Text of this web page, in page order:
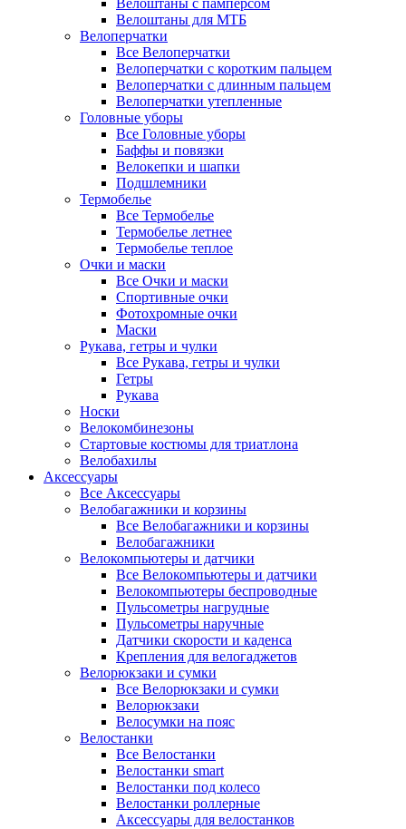
Велоштаны с памперсом
Велоштаны для МТБ
Велоперчатки
Все Велоперчатки
Велоперчатки с коротким пальцем
Велоперчатки с длинным пальцем
Велоперчатки утепленные
Головные уборы
Все Головные уборы
Баффы и повязки
Велокепки и шапки
Подшлемники
Термобелье
Все Термобелье
Термобелье летнее
Термобелье теплое
Очки и маски
Все Очки и маски
Спортивные очки
Фотохромные очки
Маски
Рукава, гетры и чулки
Все Рукава, гетры и чулки
Гетры
Рукава
Носки
Велокомбинезоны
Стартовые костюмы для триатлона
Велобахилы
Аксессуары
Все Аксессуары
Велобагажники и корзины
Все Велобагажники и корзины
Велобагажники
Велокомпьютеры и датчики
Все Велокомпьютеры и датчики
Велокомпьютеры беспроводные
Пульсометры нагрудные
Пульсометры наручные
Датчики скорости и каденса
Крепления для велогаджетов
Велорюкзаки и сумки
Все Велорюкзаки и сумки
Велорюкзаки
Велосумки на пояс
Велостанки
Все Велостанки
Велостанки smart
Велостанки под колесо
Велостанки роллерные
Аксессуары для велостанков